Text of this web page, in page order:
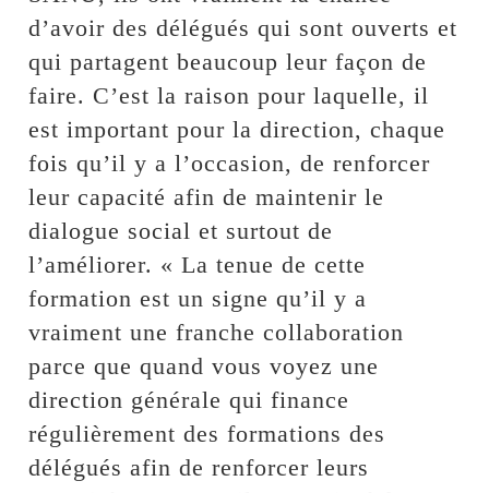
d’avoir des délégués qui sont ouverts et
qui partagent beaucoup leur façon de
faire. C’est la raison pour laquelle, il
est important pour la direction, chaque
fois qu’il y a l’occasion, de renforcer
leur capacité afin de maintenir le
dialogue social et surtout de
l’améliorer. « La tenue de cette
formation est un signe qu’il y a
vraiment une franche collaboration
parce que quand vous voyez une
direction générale qui finance
régulièrement des formations des
délégués afin de renforcer leurs